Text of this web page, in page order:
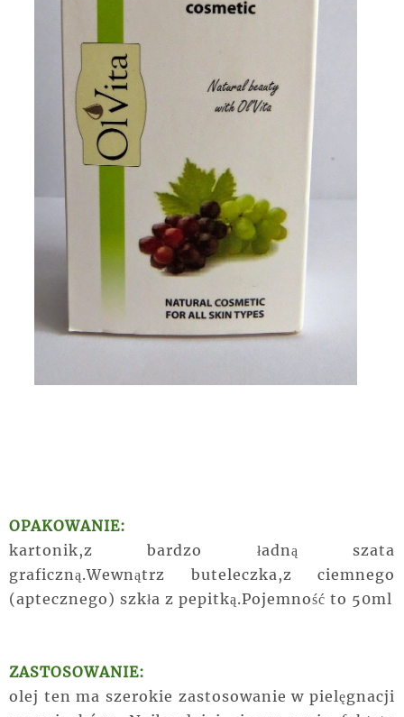
OPAKOWANIE:
kartonik,z bardzo ładną szata
graficzną.Wewnątrz buteleczka,z ciemnego
(aptecznego) szkła z pepitką.Pojemność to 50ml
ZASTOSOWANIE:
olej ten ma szerokie zastosowanie w pielęgnacji